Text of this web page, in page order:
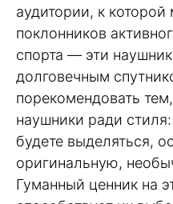
аудитории, к
поклонников
спорта — эти
долговечным
порекомендовать
наушники ради стиля:
будете выделяться,
оригинальную,
Гуманный ценник на